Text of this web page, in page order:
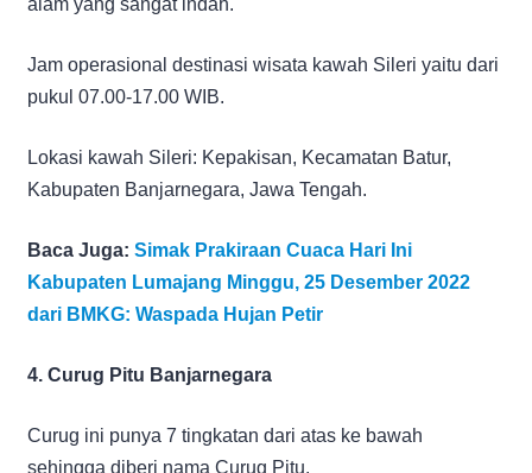
Jam operasional destinasi wisata kawah Sileri yaitu dari
pukul 07.00-17.00 WIB.
Lokasi kawah Sileri: Kepakisan, Kecamatan Batur,
Kabupaten Banjarnegara, Jawa Tengah.
Baca Juga: Simak Prakiraan Cuaca Hari Ini
Kabupaten Lumajang Minggu, 25 Desember 2022
dari BMKG: Waspada Hujan Petir
4. Curug Pitu Banjarnegara
Curug ini punya 7 tingkatan dari atas ke bawah
sehingga diberi nama Curug Pitu.